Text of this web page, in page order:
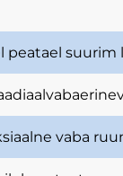
peatael suurim
vaba